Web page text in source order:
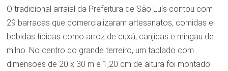
O tradicional arraial da Prefeitura de São Luís contou com
29 barracas que comercializaram artesanatos, comidas e
bebidas típicas como arroz de cuxá, canjicas e mingau de
milho. No centro do grande terreiro, um tablado com
dimensões de 20 x 30 m e 1,20 cm de altura foi montado